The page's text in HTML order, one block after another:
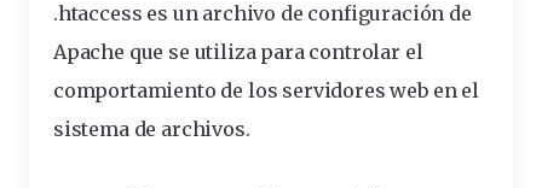
.htaccess es un archivo de configuración de
Apache que se utiliza para controlar el
comportamiento de los servidores web en el
sistema de archivos.